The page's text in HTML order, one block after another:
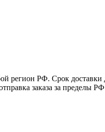
регион РФ. Срок
заказа за пределы